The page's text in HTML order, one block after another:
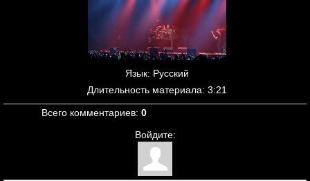
Язык: Русский
Длительность материала: 3:21
Всего комментариев: 0
Войдите: